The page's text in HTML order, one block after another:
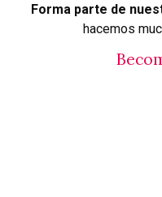
Forma parte de
hacemos